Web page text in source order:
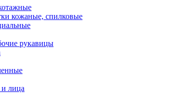
кожаные, спилковые
рукавицы
лица